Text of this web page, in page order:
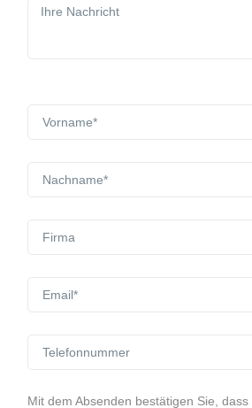
Mit dem Absenden bestätigen Sie,